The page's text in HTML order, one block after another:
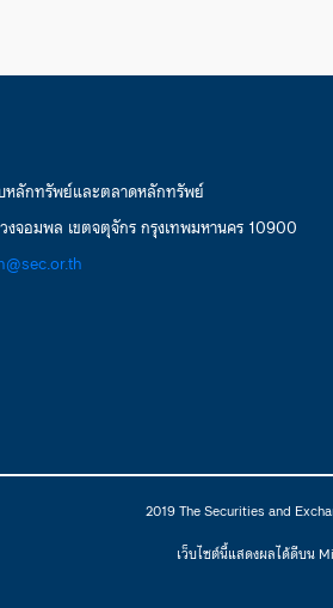
หลักทรัพย์และตลาดหลักทรัพย์
จอมพล เขตจตุจักร กรุงเทพมหานคร 10900
2019 The Securities and
เว็บไซต์นี้แสดงผลได้ดีบน